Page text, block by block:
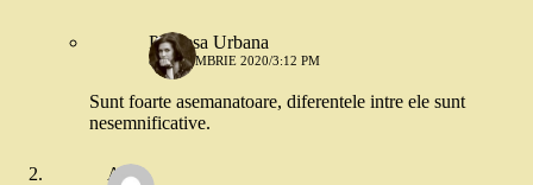
Printesa Urbana
8 OCTOMBRIE 2020/3:12 PM
Sunt foarte asemanatoare, diferentele intre ele sunt
nesemnificative.
Alina